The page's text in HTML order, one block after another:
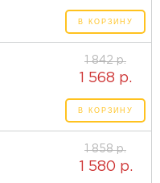
В КОРЗИНУ
1 842 р.
1 568 р.
В КОРЗИНУ
1 858 р.
1 580 р.